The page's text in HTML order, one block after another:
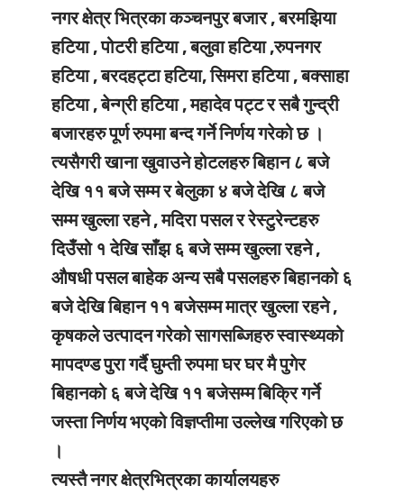
नगर क्षेत्र भित्रका कञ्चनपुर बजार , बरमझिया
हटिया , पोटरी हटिया , बलुवा हटिया ,रुपनगर
हटिया , बरदहट्टा हटिया, सिमरा हटिया , बक्साहा
हटिया , बेन्ग्री हटिया , महादेव पट्ट र सबै गुन्द्री
बजारहरु पूर्ण रुपमा बन्द गर्ने निर्णय गरेको छ ।
त्यसैगरी खाना खुवाउने होटलहरु बिहान ८ बजे
देखि ११ बजे सम्म र बेलुका ४ बजे देखि ८ बजे
सम्म खुल्ला रहने , मदिरा पसल र रेस्टुरेन्टहरु
दिउँसो १ देखि साँझ ६ बजे सम्म खुल्ला रहने ,
औषधी पसल बाहेक अन्य सबै पसलहरु बिहानको ६
बजे देखि बिहान ११ बजेसम्म मात्र खुल्ला रहने ,
कृषकले उत्पादन गरेको सागसब्जिहरु स्वास्थ्यको
मापदण्ड पुरा गर्दै घुम्ती रुपमा घर घर मै पुगेर
बिहानको ६ बजे देखि ११ बजेसम्म बिक्रि गर्ने
जस्ता निर्णय भएको विज्ञप्तीमा उल्लेख गरिएको छ
।
त्यस्तै नगर क्षेत्रभित्रका कार्यालयहरु